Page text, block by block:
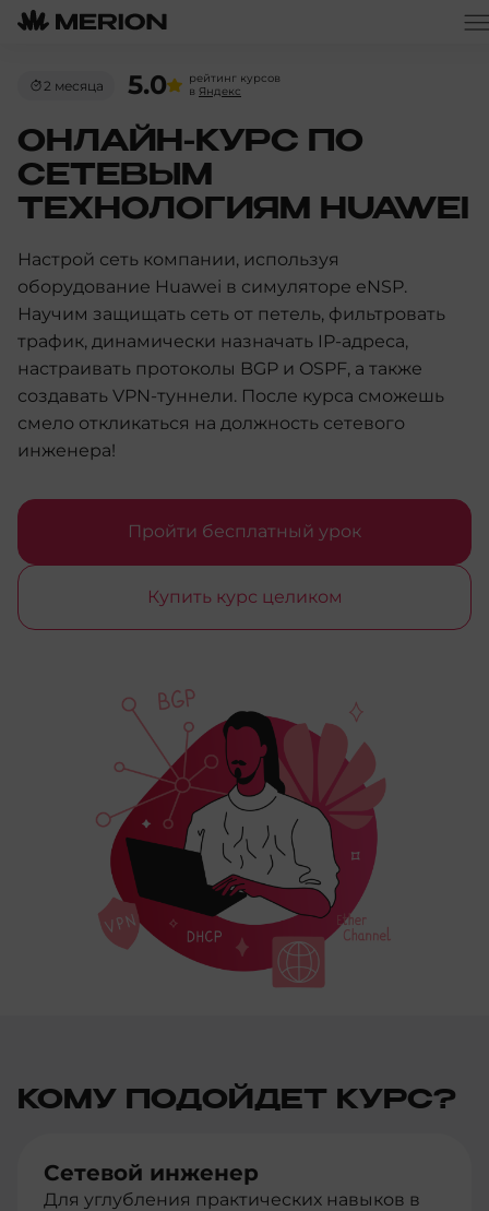
2 месяца 5.0
рейтинг курсов
в Яндекс
ОНЛАЙН-КУРС ПО
СЕТЕВЫМ
ТЕХНОЛОГИЯМ HUAWEI
Настрой сеть компании, используя
оборудование Huawei в симуляторе eNSP.
Научим защищать сеть от петель, фильтровать
трафик, динамически назначать IP-адреса,
настраивать протоколы BGP и OSPF, а также
создавать VPN-туннели. После курса сможешь
смело откликаться на должность сетевого
инженера!
Пройти бесплатный урок
Купить курс целиком
КОМУ ПОДОЙДЕТ КУРС?
Сетевой инженер
Для углубления практических навыков в